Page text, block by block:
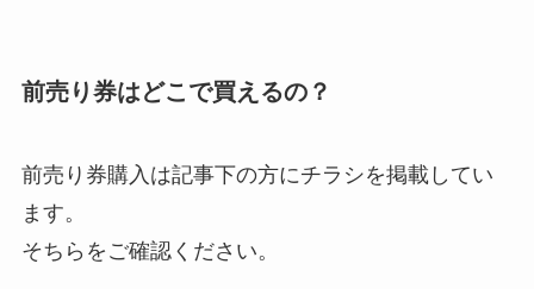
前売り券はどこで買えるの？
前売り券購入は記事下の方にチラシを掲載してい
ます。
そちらをご確認ください。